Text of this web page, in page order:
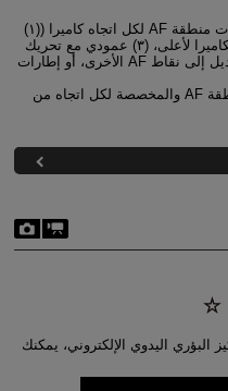
يمكن ضبط نقاط AF منفصلة أو إطارات منطقة AF لكل اتجاه كاميرا ((١)
أفقي، (٢) عمودي مع تحريك مقبض الكاميرا لأعلى، (٣) عمودي مع تحريك
مقبض الكاميرا لأسفل). مفيد عند التبديل إلى نقاط AF الأخرى، أو إطارات
تُحفظ مواضع نقاط AF أو إطارات منطقة AF والمخصصة لكل اتجاه من
البؤري اليدوي الإلكتروني، يمكنك